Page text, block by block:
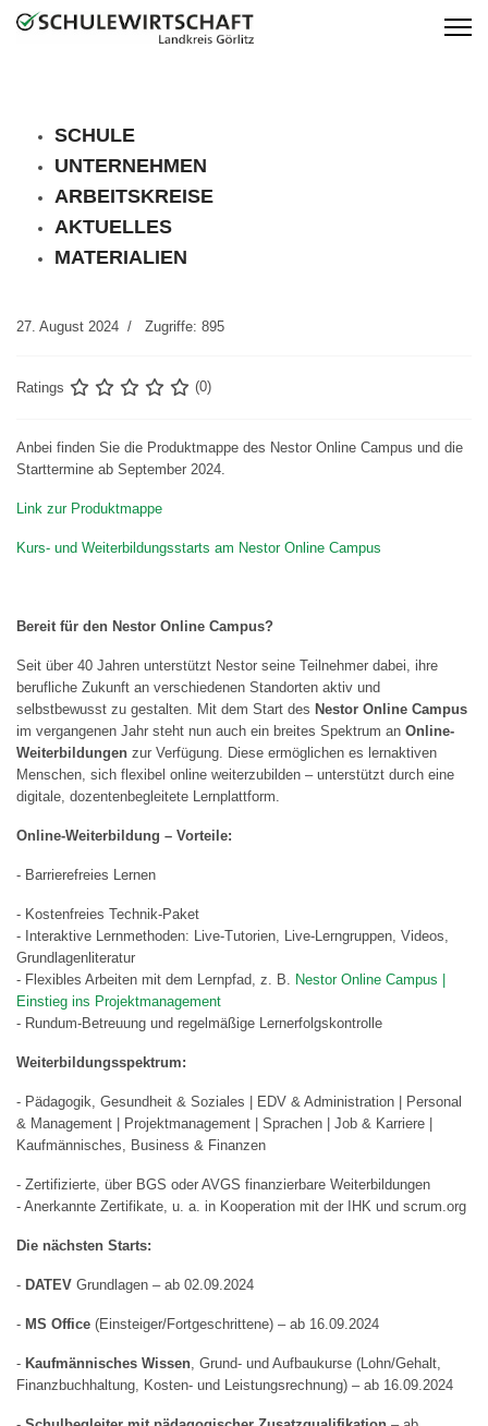
SCHULE
UNTERNEHMEN
ARBEITSKREISE
AKTUELLES
MATERIALIEN
27. August 2024 Zugriffe: 895
Ratings (0)
Anbei finden Sie die Produktmappe des Nestor Online Campus und die
Starttermine ab September 2024.
Link zur Produktmappe
Kurs- und Weiterbildungsstarts am Nestor Online Campus
Bereit für den Nestor Online Campus?
Seit über 40 Jahren unterstützt Nestor seine Teilnehmer dabei, ihre
berufliche Zukunft an verschiedenen Standorten aktiv und
selbstbewusst zu gestalten. Mit dem Start des Nestor Online Campus
im vergangenen Jahr steht nun auch ein breites Spektrum an Online-
Weiterbildungen zur Verfügung. Diese ermöglichen es lernaktiven
Menschen, sich flexibel online weiterzubilden – unterstützt durch eine
digitale, dozentenbegleitete Lernplattform.
Online-Weiterbildung – Vorteile:
- Barrierefreies Lernen
- Kostenfreies Technik-Paket
- Interaktive Lernmethoden: Live-Tutorien, Live-Lerngruppen, Videos,
Grundlagenliteratur
- Flexibles Arbeiten mit dem Lernpfad, z. B. Nestor Online Campus |
Einstieg ins Projektmanagement
- Rundum-Betreuung und regelmäßige Lernerfolgskontrolle
Weiterbildungsspektrum:
- Pädagogik, Gesundheit & Soziales | EDV & Administration | Personal
& Management | Projektmanagement | Sprachen | Job & Karriere |
Kaufmännisches, Business & Finanzen
- Zertifizierte, über BGS oder AVGS finanzierbare Weiterbildungen
- Anerkannte Zertifikate, u. a. in Kooperation mit der IHK und scrum.org
Die nächsten Starts:
- DATEV Grundlagen – ab 02.09.2024
- MS Office (Einsteiger/Fortgeschrittene) – ab 16.09.2024
- Kaufmännisches Wissen, Grund- und Aufbaukurse (Lohn/Gehalt,
Finanzbuchhaltung, Kosten- und Leistungsrechnung) – ab 16.09.2024